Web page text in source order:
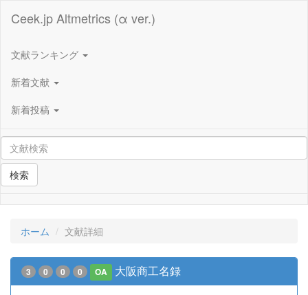
Ceek.jp Altmetrics (α ver.)
文献ランキング
新着文献
新着投稿
検索
ホーム 文献詳細
3 0 0 0 OA 大阪商工名録